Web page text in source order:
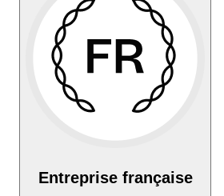
Entreprise française